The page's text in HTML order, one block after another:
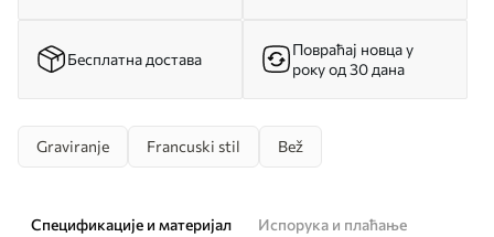
Бесплатна достава
Повраћај новца у
року од 30 дана
Graviranje Francuski stil Bež
Спецификације и материјал
Испорука и плаћање